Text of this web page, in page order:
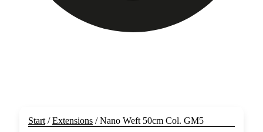
Start /Extensions / Nano Weft 50cm Col. GM5